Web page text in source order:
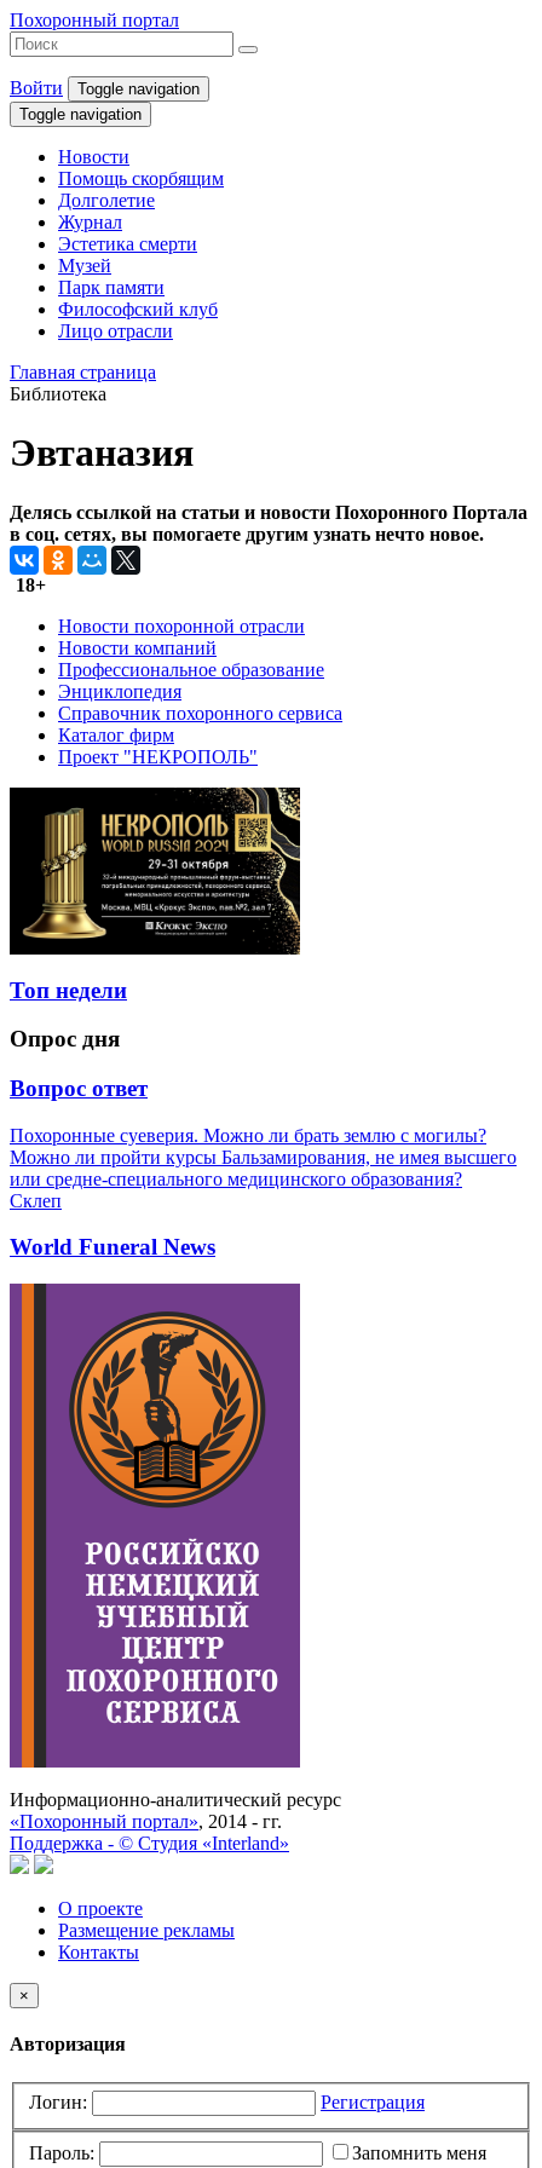
Похоронный портал
Войти
Toggle navigation
Toggle navigation
Новости
Помощь скорбящим
Долголетие
Журнал
Эстетика смерти
Музей
Парк памяти
Философский клуб
Лицо отрасли
Главная страница
Библиотека
Эвтаназия
Делясь ссылкой на статьи и новости Похоронного Портала
в соц. сетях, вы помогаете другим узнать нечто новое.
18+
Новости похоронной отрасли
Новости компаний
Профессиональное образование
Энциклопедия
Справочник похоронного сервиса
Каталог фирм
Проект "НЕКРОПОЛЬ"
Топ недели
Опрос дня
Вопрос ответ
Похоронные суеверия. Можно ли брать землю с могилы?
Можно ли пройти курсы Бальзамирования, не имея высшего
или средне-специального медицинского образования?
Склеп
World Funeral News
Информационно-аналитический ресурс
«Похоронный портал», 2014 - гг.
Поддержка - © Cтудия «Interland»
О проекте
Размещение рекламы
Контакты
×
Авторизация
Логин: Регистрация
Пароль: Запомнить меня